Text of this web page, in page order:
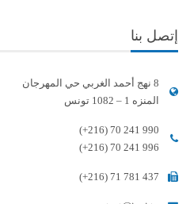
إتصل بنا
8 نهج أحمد الغربي حي المهرجان
المنزه 1 – 1082 تونس
(+216) 70 241 990
(+216) 70 241 996
(+216) 71 781 437